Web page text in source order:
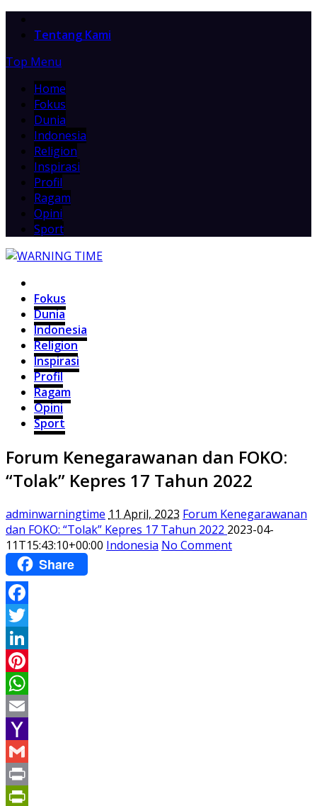
Tentang Kami
Top Menu
Home
Fokus
Dunia
Indonesia
Religion
Inspirasi
Profil
Ragam
Opini
Sport
Fokus
Dunia
Indonesia
Religion
Inspirasi
Profil
Ragam
Opini
Sport
Forum Kenegarawanan dan FOKO:
“Tolak” Kepres 17 Tahun 2022
adminwarningtime 11 April, 2023 Forum Kenegarawanan
dan FOKO: “Tolak” Kepres 17 Tahun 2022 2023-04-
11T15:43:10+00:00 Indonesia No Comment
Share
Facebook
Twitter
LinkedIn
Pinterest
WhatsApp
Email
Yahoo
Mail
Gmail
Print